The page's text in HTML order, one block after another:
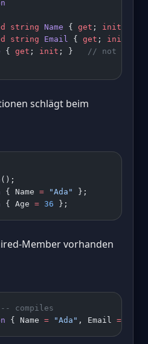
string Name { get ; init
string Email { get ; init
{ get ; init ; }
// not
schlägt beim
();
{ Name = "Ada" };
{ Age = 36 };
Member vorhanden
compiles
{ Name = "Ada" , Email =